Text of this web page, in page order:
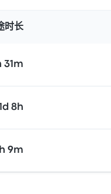
时长
31m
8h
9m